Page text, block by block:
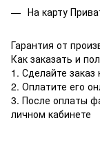
На карту
Гарантия от
Как заказать и
1. Сделайте заказ
2. Оплатите его
3. После оплаты
личном кабинете